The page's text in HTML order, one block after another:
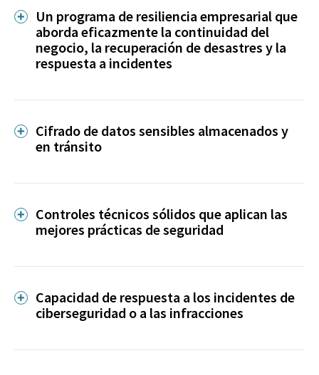
Un programa de resiliencia empresarial que
aborda eficazmente la continuidad del
negocio, la recuperación de desastres y la
respuesta a incidentes
Cifrado de datos sensibles almacenados y
en tránsito
Controles técnicos sólidos que aplican las
mejores prácticas de seguridad
Capacidad de respuesta a los incidentes de
ciberseguridad o a las infracciones